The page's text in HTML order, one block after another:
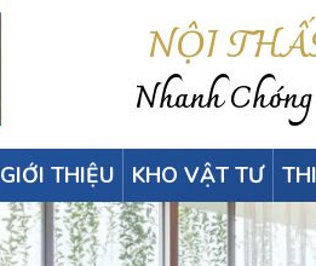
NỘI
Nhanh
GIỚI THIỆU KHO VẬT TƯ